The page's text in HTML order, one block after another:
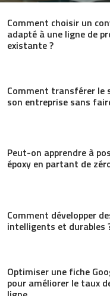
Comment choisir un
adapté à une ligne de
existante ?
Comment transférer le
son entreprise sans
Peut-on apprendre à
époxy en partant de
Comment développer
intelligents et durables
Optimiser une fiche
pour améliorer le taux